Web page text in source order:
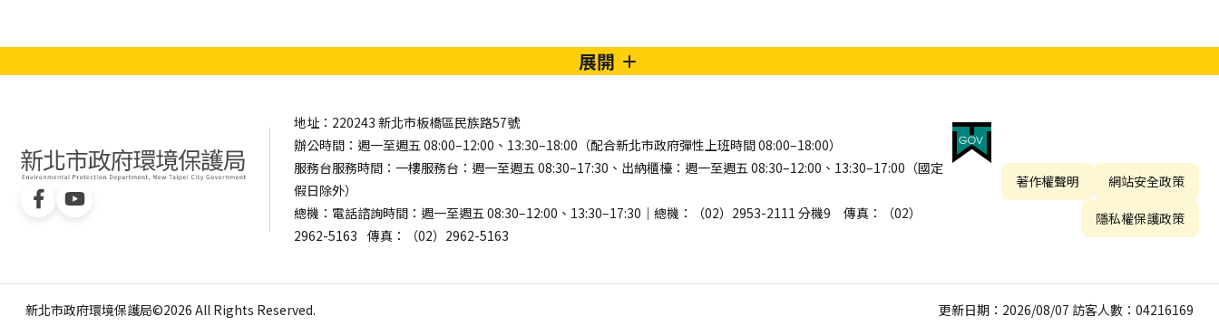
展開
地址：220243 新北市板橋區民族路57號
辦公時間：週一至週五 08:00–12:00、13:30–18:00（配合新北市政府彈性上班時間 08:00–18:00）
服務台服務時間：一樓服務台：週一至週五 08:30–17:30、出納櫃檯：週一至週五 08:30–12:00、13:30–17:00（國定
假日除外）
總機：電話諮詢時間：週一至週五 08:30–12:00、13:30–17:30｜總機：（02）2953-2111 分機9 傳真：（02）
2962-5163 傳真：（02）2962-5163
著作權聲明 網站安全政策
隱私權保護政策
新北市政府環境保護局©2026 All Rights Reserved. 更新日期：2026/08/07 訪客人數：04216169